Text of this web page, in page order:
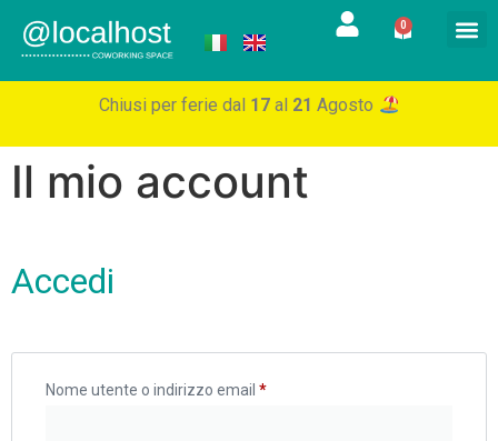
0
Chiusi per ferie dal 17 al 21 Agosto
Il mio account
Accedi
Nome utente o indirizzo email *